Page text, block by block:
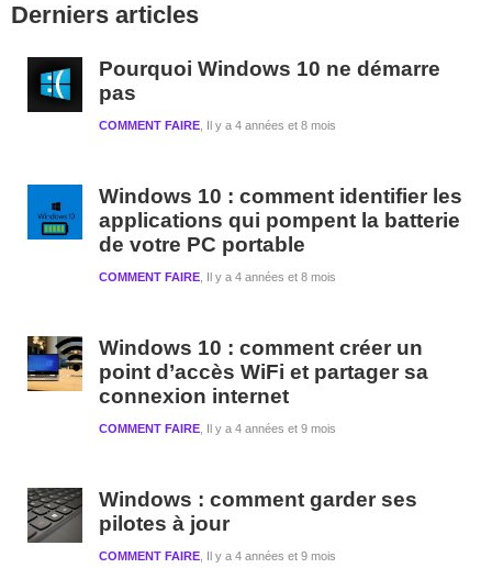
latérale
Derniers articles
Pourquoi Windows 10 ne démarre
pas
Il y a 4 années et 8 mois
COMMENT FAIRE
Windows 10 : comment identifier les
applications qui pompent la batterie
de votre PC portable
Il y a 4 années et 8 mois
COMMENT FAIRE
Windows 10 : comment créer un
point d’accès WiFi et partager sa
connexion internet
Il y a 4 années et 9 mois
COMMENT FAIRE
Windows : comment garder ses
pilotes à jour
Il y a 4 années et 9 mois
COMMENT FAIRE